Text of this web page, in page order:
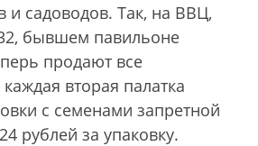
и садоводов. Так, на ВВЦ,
бывшем павильоне
продают все
вторая палатка
с семенами запретной
рублей за упаковку.